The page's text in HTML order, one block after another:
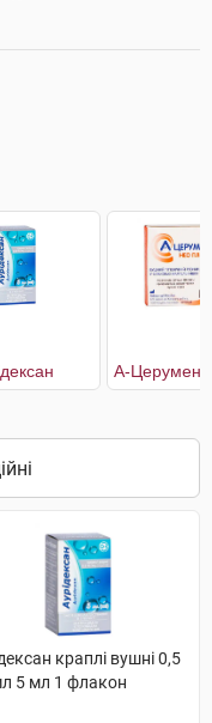
краплі вушні 0,5
5 мл 1 флакон